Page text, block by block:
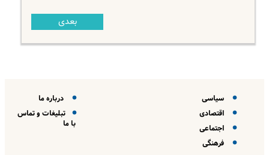
بعدی
سیاسی
اقتصادی
اجتماعی
فرهنگی
درباره ما
تبلیغات و تماس
با ما